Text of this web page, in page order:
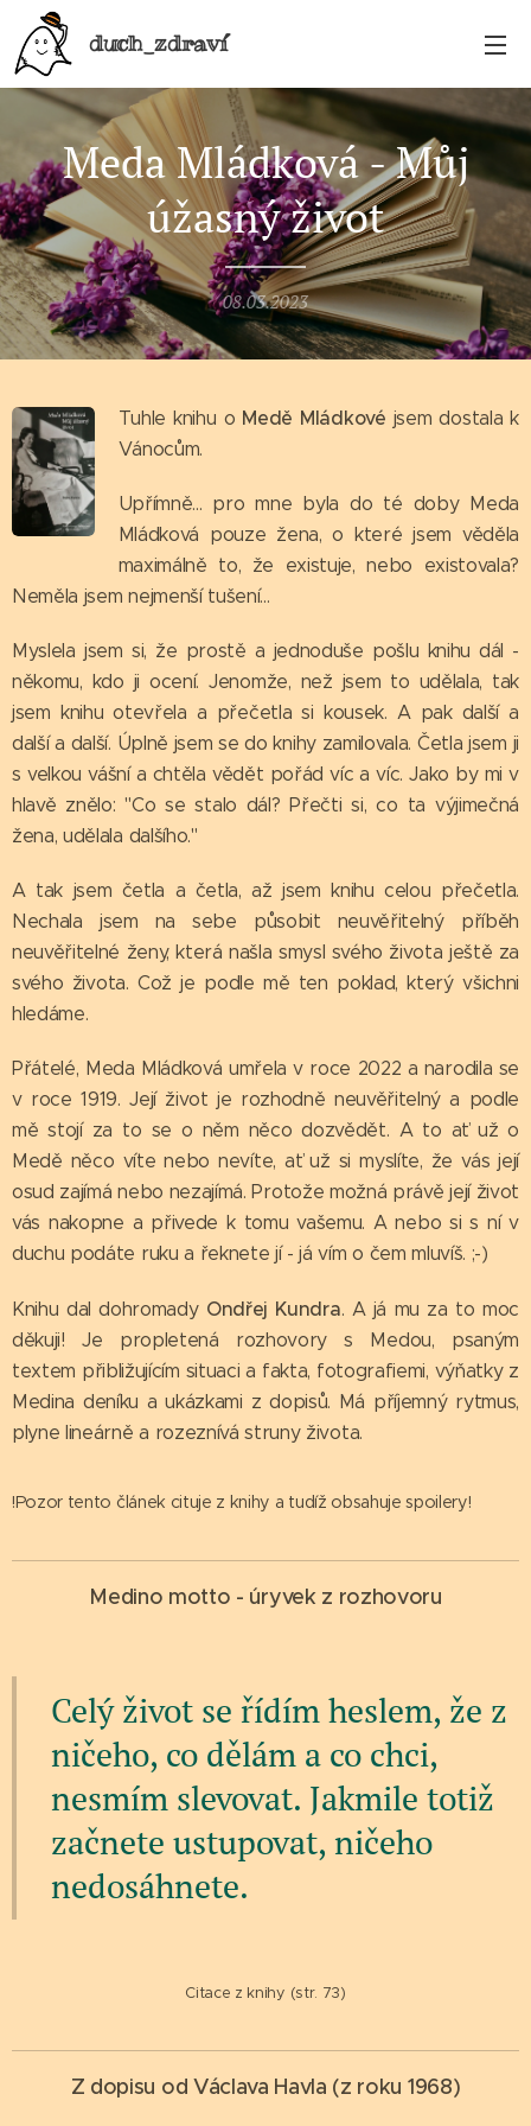
duch_zdraví
Meda Mládková - Můj
úžasný život
08.03.2023
Tuhle knihu o Medě Mládkové jsem dostala k
Vánocům.
Upřímně... pro mne byla do té doby Meda
Mládková pouze žena, o které jsem věděla
maximálně to, že existuje, nebo existovala?
Neměla jsem nejmenší tušení...
Myslela jsem si, že prostě a jednoduše pošlu knihu dál -
někomu, kdo ji ocení. Jenomže, než jsem to udělala, tak
jsem knihu otevřela a přečetla si kousek. A pak další a
další a další. Úplně jsem se do knihy zamilovala. Četla jsem ji
s velkou vášní a chtěla vědět pořád víc a víc. Jako by mi v
hlavě znělo: "Co se stalo dál? Přečti si, co ta výjimečná
žena, udělala dalšího."
A tak jsem četla a četla, až jsem knihu celou přečetla.
Nechala jsem na sebe působit neuvěřitelný příběh
neuvěřitelné ženy, která našla smysl svého života ještě za
svého života. Což je podle mě ten poklad, který všichni
hledáme.
Přátelé, Meda Mládková umřela v roce 2022 a narodila se
v roce 1919. Její život je rozhodně neuvěřitelný a podle
mě stojí za to se o něm něco dozvědět. A to ať už o
Medě něco víte nebo nevíte, ať už si myslíte, že vás její
osud zajímá nebo nezajímá. Protože možná právě její život
vás nakopne a přivede k tomu vašemu. A nebo si s ní v
duchu podáte ruku a řeknete jí - já vím o čem mluvíš. ;-)
Knihu dal dohromady Ondřej Kundra. A já mu za to moc
děkuji! Je propletená rozhovory s Medou, psaným
textem přibližujícím situaci a fakta, fotografiemi, výňatky z
Medina deníku a ukázkami z dopisů. Má příjemný rytmus,
plyne lineárně a rozeznívá struny života.
!Pozor tento článek cituje z knihy a tudíž obsahuje spoilery!
Medino motto - úryvek z rozhovoru
Celý život se řídím heslem, že z
ničeho, co dělám a co chci,
nesmím slevovat. Jakmile totiž
začnete ustupovat, ničeho
nedosáhnete.
Citace z knihy (str. 73)
Z dopisu od Václava Havla (z roku 1968)